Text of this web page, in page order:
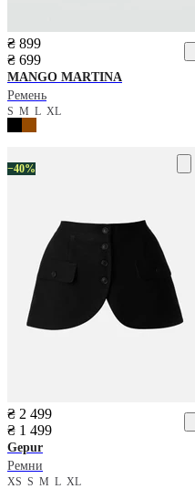
₴ 899
₴ 699
MANGO MARTINA
Ремень
S M L XL
−40%
₴ 2 499
₴ 1 499
Gepur
Ремни
XS S M L XL